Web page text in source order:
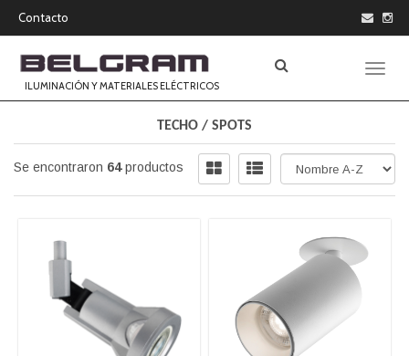
Contacto
ILUMINACIÓN Y MATERIALES ELÉCTRICOS
TECHO / SPOTS
Se encontraron 64productos